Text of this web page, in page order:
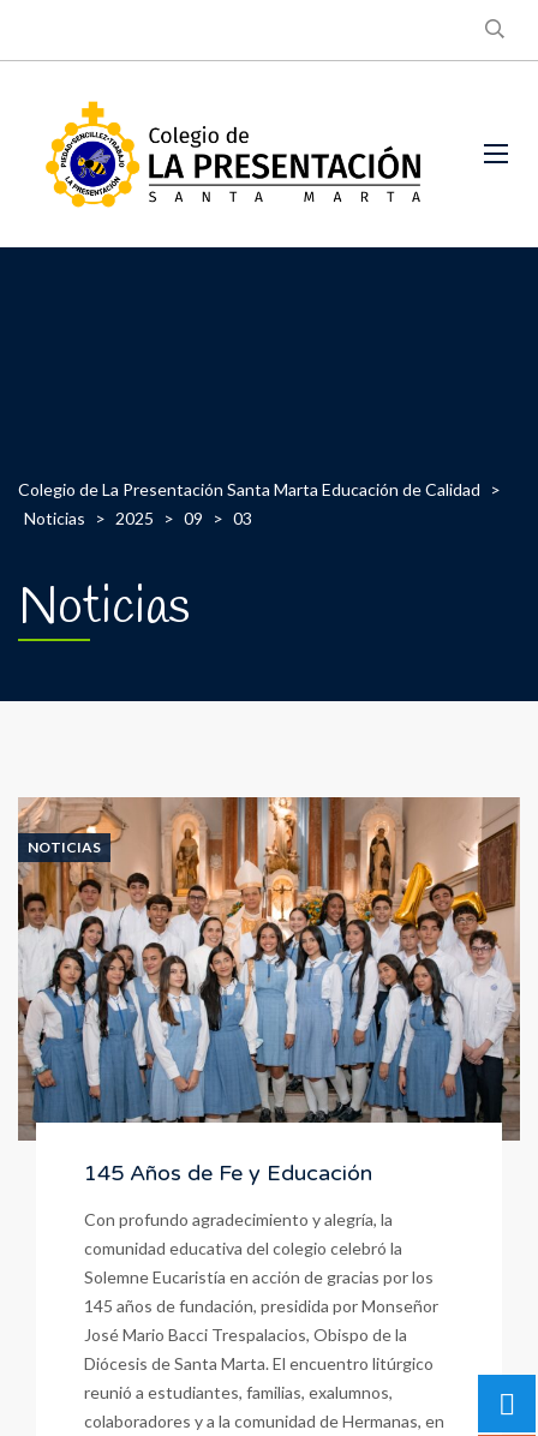
Colegio de La Presentación Santa Marta Educación de Calidad
>
Noticias
> 2025 > 09 > 03
Noticias
NOTICIAS
145 Años de Fe y Educación
Con profundo agradecimiento y alegría, la
comunidad educativa del colegio celebró la
Solemne Eucaristía en acción de gracias por los
145 años de fundación, presidida por Monseñor
José Mario Bacci Trespalacios, Obispo de la
Diócesis de Santa Marta. El encuentro litúrgico
reunió a estudiantes, familias, exalumnos,
colaboradores y a la comunidad de Hermanas, en